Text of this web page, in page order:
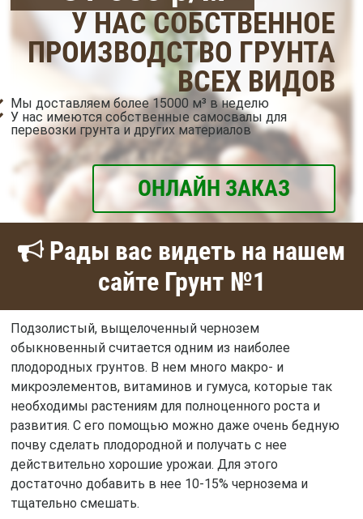
У НАС СОБСТВЕННОЕ
ПРОИЗВОДСТВО ГРУНТА
ВСЕХ ВИДОВ
Мы доставляем более 15000 м³ в неделю
У нас имеются собственные самосвалы для
перевозки грунта и других материалов
ОНЛАЙН ЗАКАЗ
Рады вас видеть на нашем
сайте Грунт №1
Подзолистый, выщелоченный чернозем
обыкновенный считается одним из наиболее
плодородных грунтов. В нем много макро- и
микроэлементов, витаминов и гумуса, которые так
необходимы растениям для полноценного роста и
развития. С его помощью можно даже очень бедную
почву сделать плодородной и получать с нее
действительно хорошие урожаи. Для этого
достаточно добавить в нее 10-15% чернозема и
тщательно смешать.